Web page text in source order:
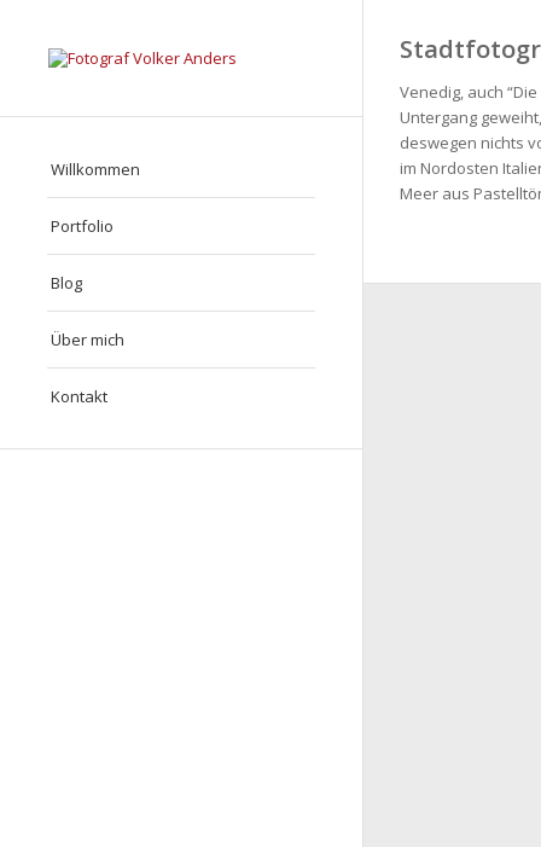
Willkommen
Portfolio
Blog
Über mich
Kontakt
Venedig, auch
Untergang
deswegen nichts
im Nordosten
Meer aus